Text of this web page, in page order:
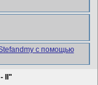
II"